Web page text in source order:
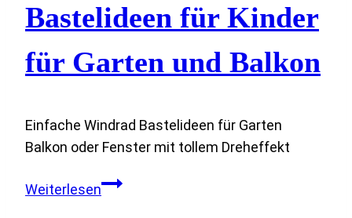
Bastelideen für Kinder
für Garten und Balkon
Einfache Windrad Bastelideen für Garten
Balkon oder Fenster mit tollem Dreheffekt
Weiterlesen14